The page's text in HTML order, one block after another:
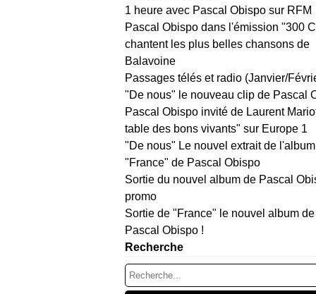
1 heure avec Pascal Obispo sur RFM
Pascal Obispo dans l'émission "300
chantent les plus belles chansons de
Balavoine
Passages télés et radio (Janvier/
"De nous" le nouveau clip de Pascal
Pascal Obispo invité de Laurent
table des bons vivants" sur Europe 1
"De nous" Le nouvel extrait de l'album
"France" de Pascal Obispo
Sortie du nouvel album de Pascal
promo
Sortie de "France" le nouvel album de
Pascal Obispo !
Recherche